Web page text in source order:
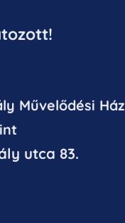
Művelődési Ház
utca 83.